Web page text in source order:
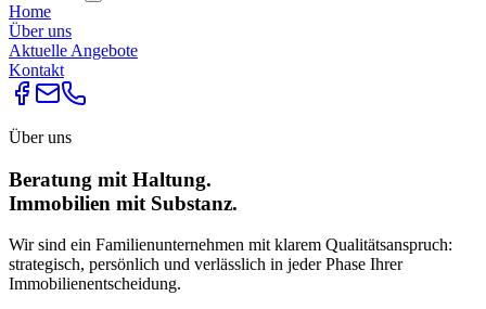
Home
Über uns
Aktuelle Angebote
Kontakt
Über uns
Beratung mit Haltung.
Immobilien mit Substanz.
Wir sind ein Familienunternehmen mit klarem Qualitätsanspruch:
strategisch, persönlich und verlässlich in jeder Phase Ihrer
Immobilienentscheidung.